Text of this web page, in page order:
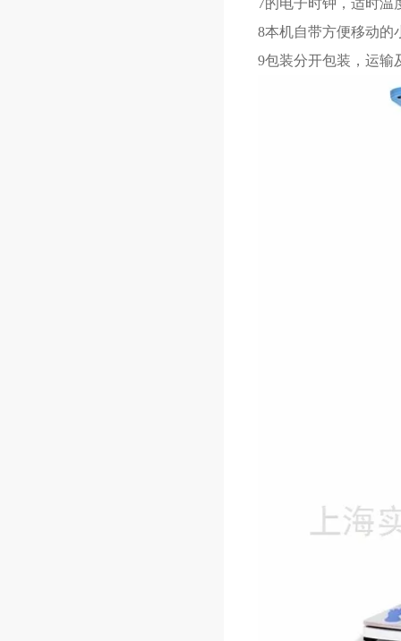
7的电子时钟，适时温
8本机自带方便移动的
9包装分开包装，运输